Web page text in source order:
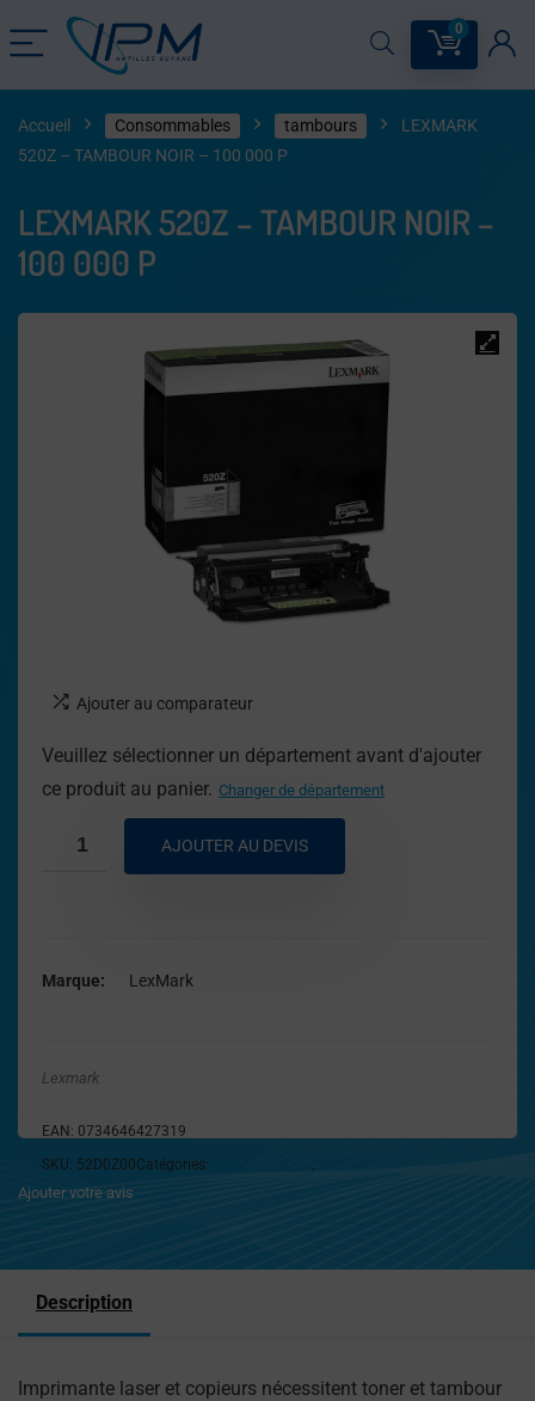
0
Accueil Consommables tambours
LEXMARK
520Z – TAMBOUR NOIR – 100 000 P
LEXMARK 520Z – TAMBOUR NOIR –
100 000 P
Ajouter au comparateur
Veuillez sélectionner un département avant d'ajouter
ce produit au panier. Changer de département
AJOUTER AU DEVIS
Marque LexMark
Lexmark
EAN: 0734646427319
SKU: 52D0Z00Catégories: ,
Ajouter votre avis
Description
Imprimante laser et copieurs nécessitent toner et tambour